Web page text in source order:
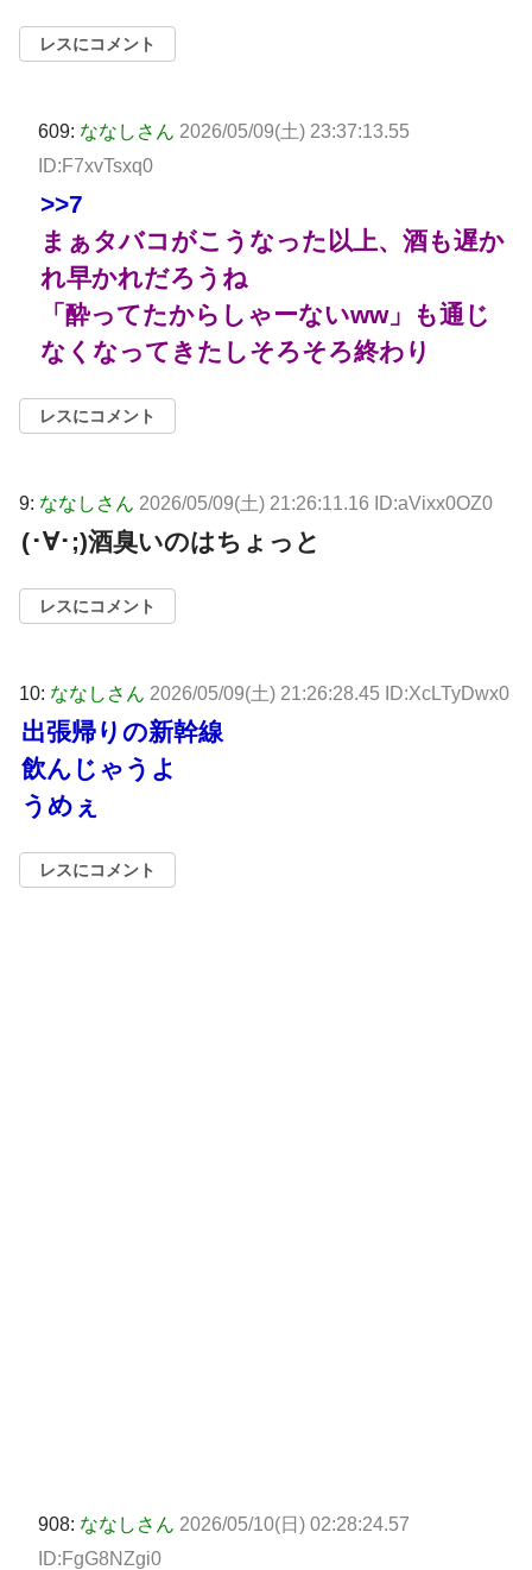
レスにコメント
609: ななしさん 2026/05/09(土) 23:37:13.55
ID:F7xvTsxq0
>>7
まぁタバコがこうなった以上、酒も遅か
れ早かれだろうね
「酔ってたからしゃーないww」も通じ
なくなってきたしそろそろ終わり
レスにコメント
9: ななしさん 2026/05/09(土) 21:26:11.16 ID:aVixx0OZ0
(･∀･;)酒臭いのはちょっと
レスにコメント
10: ななしさん 2026/05/09(土) 21:26:28.45 ID:XcLTyDwx0
出張帰りの新幹線
飲んじゃうよ
うめぇ
レスにコメント
908: ななしさん 2026/05/10(日) 02:28:24.57
ID:FgG8NZgi0